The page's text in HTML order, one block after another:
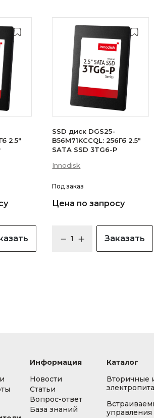
2.5"
SSD диск DGS25-
B56M71KCCQL: 256Гб 2.5"
SATA SSD 3TG6-P
Innodisk
Под заказ
Цена по запросу
Заказать
Информация
Новости
Статьи
Вопрос-ответ
База знаний
Каталог
Вторичные
управления